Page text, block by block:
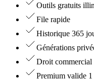
Outils gratuits
File rapide
Historique 365
Générations
Droit commercial
Premium valide